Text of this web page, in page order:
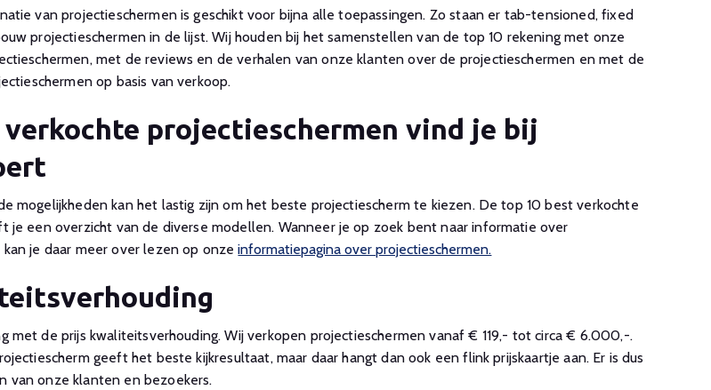
van projectieschermen is geschikt voor bijna alle toepassingen. Zo staan er tab-tensioned, fixed
projectieschermen in de lijst. Wij houden bij het samenstellen van de top 10 rekening met onze
met de reviews en de verhalen van onze klanten over de projectieschermen en met de
op basis van verkoop.
verkochte projectieschermen vind je bij
mogelijkheden kan het lastig zijn om het beste projectiescherm te kiezen. De top 10 best verkochte
je een overzicht van de diverse modellen. Wanneer je op zoek bent naar informatie over
kan je daar meer over lezen op onzeinformatiepagina over projectieschermen.
met de prijs kwaliteitsverhouding. Wij verkopen projectieschermen vanaf € 119,- tot circa € 6.000,-.
geeft het beste kijkresultaat, maar daar hangt dan ook een flink prijskaartje aan. Er is dus
van onze klanten en bezoekers.